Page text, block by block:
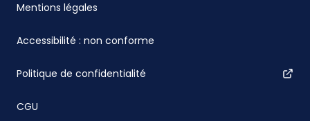
Mentions légales
Accessibilité : non conforme
Politique de confidentialité
CGU